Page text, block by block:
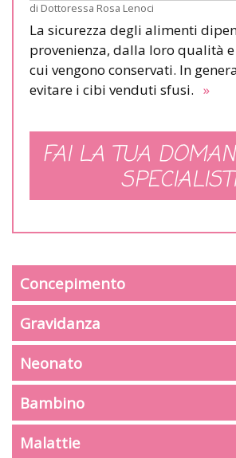
di Dottoressa Rosa Lenoci
La sicurezza degli alimenti
provenienza, dalla loro qualità
cui vengono conservati. In
evitare i cibi venduti sfusi. »
FAI LA TUA
SPECIALISTI
Concepimento
Gravidanza
Neonato
Bambino
Malattie